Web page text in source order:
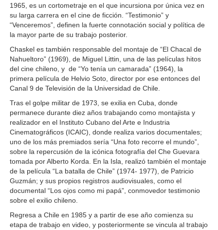
1965, es un cortometraje en el que incursiona por única vez en
su larga carrera en el cine de ficción. “Testimonio” y
“Venceremos”, definen la fuerte connotación social y política de
la mayor parte de su trabajo posterior.
Chaskel es también responsable del montaje de “El Chacal de
Nahueltoro” (1969), de Miguel Littin, una de las películas hitos
del cine chileno, y de “Yo tenía un camarada” (1964), la
primera película de Helvio Soto, director por ese entonces del
Canal 9 de Televisión de la Universidad de Chile.
Tras el golpe militar de 1973, se exilia en Cuba, donde
permanece durante diez años trabajando como montajista y
realizador en el Instituto Cubano del Arte e Industria
Cinematográficos (ICAIC), donde realiza varios documentales;
uno de los más premiados sería “Una foto recorre el mundo”,
sobre la repercusión de la icónica fotografía del Che Guevara
tomada por Alberto Korda. En la Isla, realizó también el montaje
de la película “La batalla de Chile” (1974- 1977), de Patricio
Guzmán; y sus propios registros audiovisuales, como el
documental “Los ojos como mi papá”, conmovedor testimonio
sobre el exilio chileno.
Regresa a Chile en 1985 y a partir de ese año comienza su
etapa de trabajo en video, y posteriormente se vincula al trabajo